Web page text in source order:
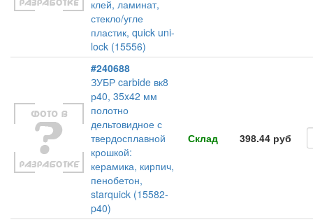
клей, ламинат,
стекло/угле
пластик, quick uni-
lock (15556)
#240688
ЗУБР carbide вк8
р40, 35x42 мм
полотно
дельтовидное с
твердосплавной
крошкой:
керамика, кирпич,
пенобетон,
starquick (15582-
p40)
Склад 398.44 руб